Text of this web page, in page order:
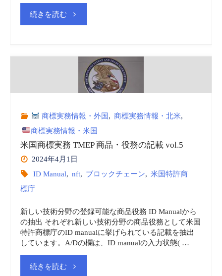
続きを読む"Clothed
Agreement
(TMEP
(viii))
と
だ
ろ
商標実務情報・外国, 商標実務情報・北米,
商標実務情報・米国
米国商標実務 TMEP 商品・役務の記載 vol.5
2024年4月1日
ID Manual, nft, ブロックチェーン, 米国特許商
標庁
新しい技術分野の登録可能な商品役務 ID Manualから
の抽出 それぞれ新しい技術分野の商品役務として米国
特許商標庁のID manualに挙げられている記載を抽出
しています。A/Dの欄は、ID manualの入力状態( …
続きを読む"米